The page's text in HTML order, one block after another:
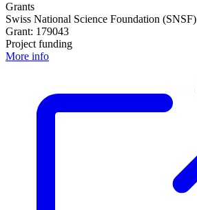
Grants
Swiss National Science Foundation (SNSF)
Grant: 179043
Project funding
More info